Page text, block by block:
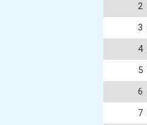
2
3
4
5
6
7